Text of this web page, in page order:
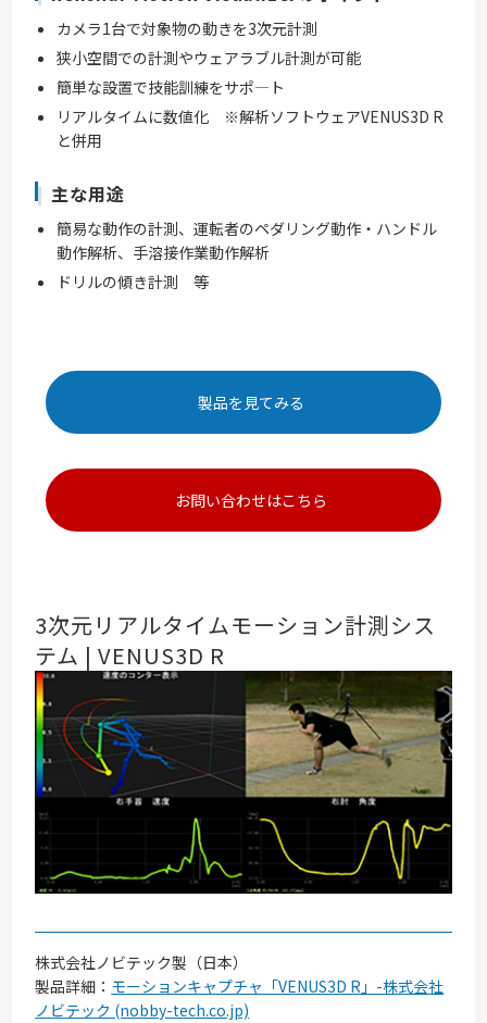
カメラ1台で対象物の動きを3次元計測
狭小空間での計測やウェアラブル計測が可能
簡単な設置で技能訓練をサポ―ト
リアルタイムに数値化 ※解析ソフトウェアVENUS3D R
と併用
主な用途
簡易な動作の計測、運転者のペダリング動作・ハンドル
動作解析、手溶接作業動作解析
ドリルの傾き計測 等
製品を見てみる
お問い合わせはこちら
3次元リアルタイムモーション計測シス
テム | VENUS3D R
株式会社ノビテック製（日本）
製品詳細： モーションキャプチャ「VENUS3D R」-株式会社
ノビテック (nobby-tech.co.jp)